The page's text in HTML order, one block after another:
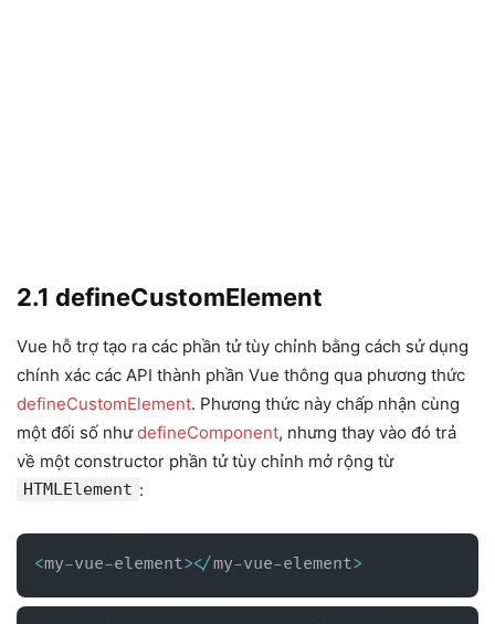
2.1 defineCustomElement
Vue hỗ trợ tạo ra các phần tử tùy chỉnh bằng cách sử dụng
chính xác các API thành phần Vue thông qua phương thức
defineCustomElement. Phương thức này chấp nhận cùng
một đối số nhưdefineComponent, nhưng thay vào đó trả
về một constructor phần tử tùy chỉnh mở rộng từ
HTMLElement :
<my-vue-element></my-vue-element>